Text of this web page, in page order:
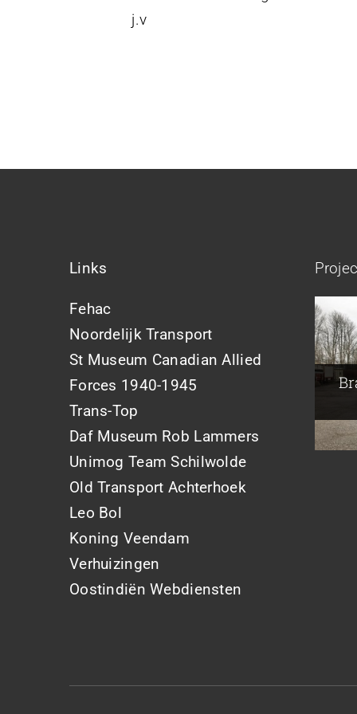
j.v
Links
Fehac
Noordelijk Transport
St Museum Canadian Allied
Forces 1940-1945
Trans-Top
Daf Museum Rob Lammers
Unimog Team Schilwolde
Old Transport Achterhoek
Leo Bol
Koning Veendam
Verhuizingen
Oostindiën Webdiensten